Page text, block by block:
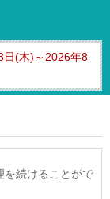
日(木)～2026年8
を続けることがで